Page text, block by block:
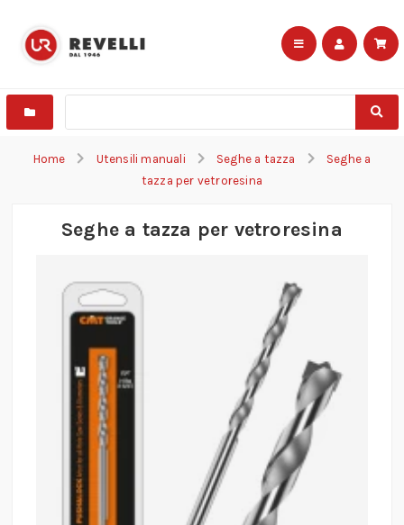
Home Utensili manuali Seghe a tazza
Seghe a
tazza per vetroresina
Seghe a tazza per vetroresina